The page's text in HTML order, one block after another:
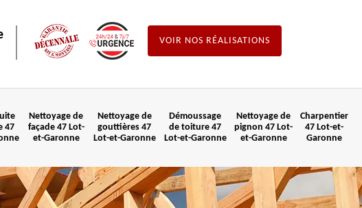
VOIR NOS RÉALISATIONS
47
Nettoyage de
façade 47 Lot-
et-Garonne
Nettoyage de
gouttières 47
Lot-et-Garonne
Démoussage
de toiture 47
Lot-et-Garonne
Nettoyage de
pignon 47 Lot-
et-Garonne
Charpentier
47 Lot-et-
Garonne